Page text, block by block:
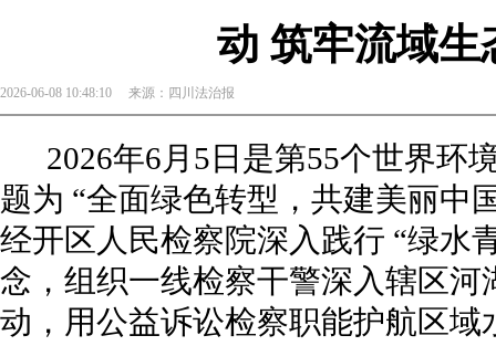
动 筑牢流域生
2026-06-08 10:48:10 来源： 四川法治报
2026年6月5日是第55个世界环
题为 “全面绿色转型，共建美丽中
经开区人民检察院深入践行 “绿水
念，组织一线检察干警深入辖区
动，用公益诉讼检察职能护航区